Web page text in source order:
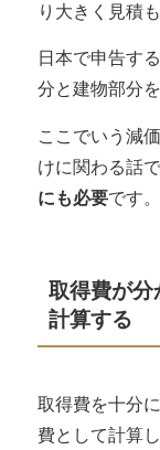
り大きく見積
日本で申告す
分と建物部分
ここでいう減
けに関わる話で
にも必要です。
取得費が分
計算する
取得費を十分
費として計算